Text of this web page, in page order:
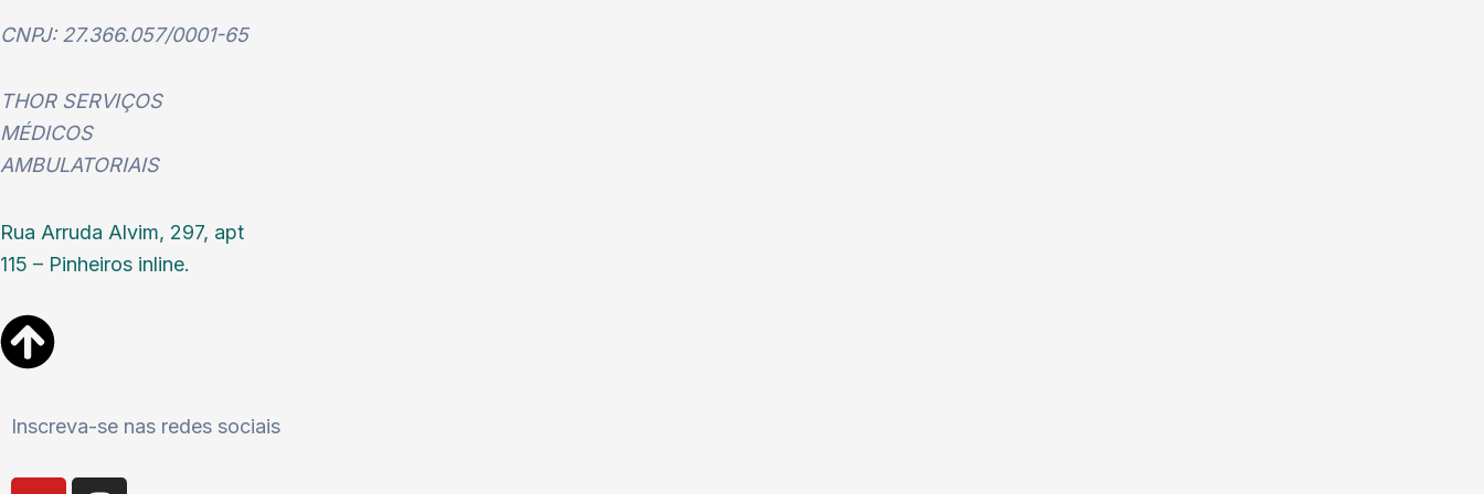
CNPJ: 27.366.057/0001-65
THOR SERVIÇOS
MÉDICOS
AMBULATORIAIS
Rua Arruda Alvim, 297, apt
115 – Pinheiros inline.
Inscreva-se nas redes sociais